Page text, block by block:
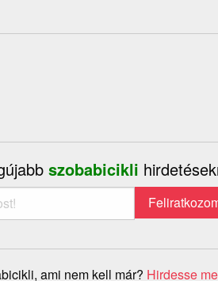
szobabicikli
ami nem kell már? Hirdesse